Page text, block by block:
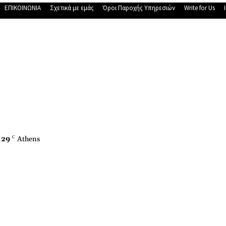
ΕΠΙΚΟΙΝΩΝΙΑ Σχετικά με εμάς Όροι Παροχής Υπηρεσιών Write for Us
29 C Athens